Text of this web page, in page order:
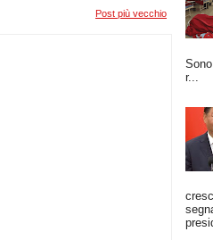
Post più vecchio
r...